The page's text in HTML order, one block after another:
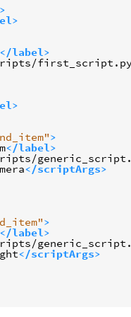
>
label>
scripts/first_script.py
>
</label>
</scriptArgs>
>
label>
</scriptArgs>